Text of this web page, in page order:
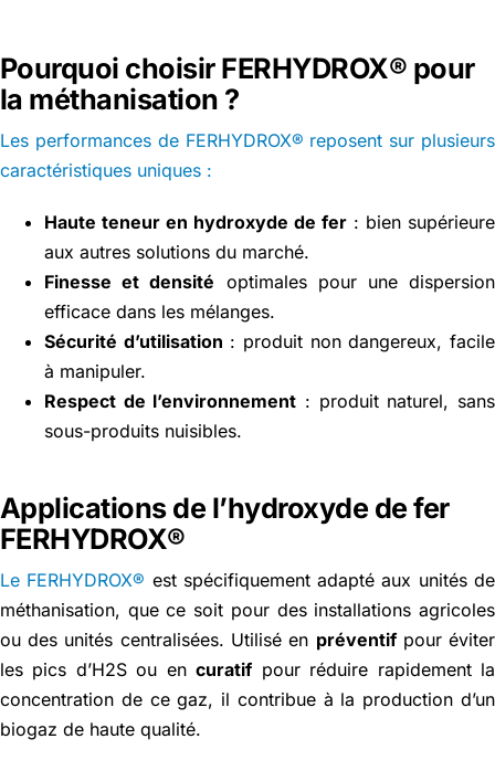
Pourquoi choisir FERHYDROX® pour
la méthanisation ?
Les performances de FERHYDROX® reposent sur plusieurs
caractéristiques uniques :
Haute teneur en hydroxyde de fer : bien supérieure
aux autres solutions du marché.
Finesse et densité optimales pour une dispersion
efficace dans les mélanges.
Sécurité d’utilisation : produit non dangereux, facile
à manipuler.
Respect de l’environnement : produit naturel, sans
sous-produits nuisibles.
Applications de l’hydroxyde de fer
FERHYDROX®
Le FERHYDROX® est spécifiquement adapté aux unités de
méthanisation, que ce soit pour des installations agricoles
ou des unités centralisées. Utilisé en préventifpour éviter
les pics d’H2S ou encuratifpour réduire rapidement la
concentration de ce gaz, il contribue à la production d’un
biogaz de haute qualité.